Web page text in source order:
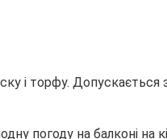
і торфу. Допускається
погоду на балконі на